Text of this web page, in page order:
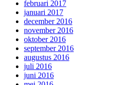
februari 2017
januari 2017
december 2016
november 2016
oktober 2016
september 2016
augustus 2016
juli 2016
juni 2016